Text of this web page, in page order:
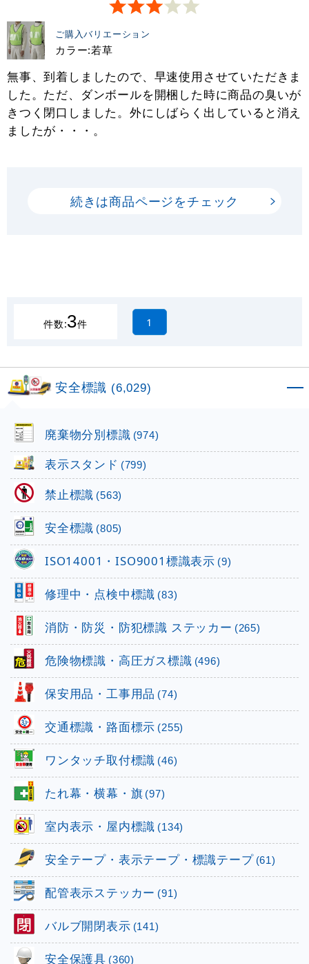
ご購入バリエーション
カラー:若草
無事、到着しましたので、早速使用させていただきま
した。ただ、ダンボールを開梱した時に商品の臭いが
きつく閉口しました。外にしばらく出していると消え
ましたが・・・。
続きは商品ページをチェック
件数:3件 1
安全標識 (6,029)
廃棄物分別標識 (974)
表示スタンド (799)
禁止標識 (563)
安全標識 (805)
ISO14001・ISO9001標識表示 (9)
修理中・点検中標識 (83)
消防・防災・防犯標識 ステッカー (265)
危険物標識・高圧ガス標識 (496)
保安用品・工事用品 (74)
交通標識・路面標示 (255)
ワンタッチ取付標識 (46)
たれ幕・横幕・旗 (97)
室内表示・屋内標識 (134)
安全テープ・表示テープ・標識テープ (61)
配管表示ステッカー (91)
バルブ開閉表示 (141)
安全保護具 (360)